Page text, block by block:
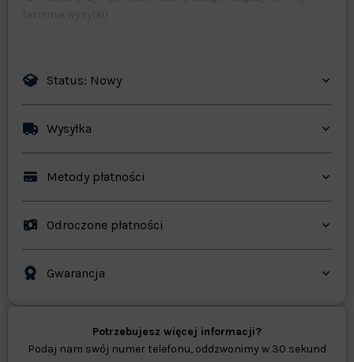
Status: Nowy
Wysyłka
Metody płatności
Odroczone płatności
Gwarancja
Potrzebujesz więcej informacji?
Podaj nam swój numer telefonu, oddzwonimy w 30 sekund